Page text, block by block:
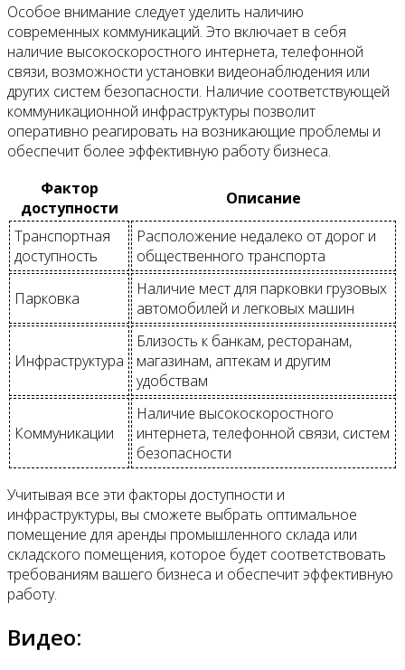
Особое внимание следует уделить наличию
современных коммуникаций. Это включает в себя
наличие высокоскоростного интернета, телефонной
связи, возможности установки видеонаблюдения или
других систем безопасности. Наличие соответствующей
коммуникационной инфраструктуры позволит
оперативно реагировать на возникающие проблемы и
обеспечит более эффективную работу бизнеса.
Фактор
доступности
Описание
Транспортная
доступность
Расположение недалеко от дорог и
общественного транспорта
Парковка
Наличие мест для парковки грузовых
автомобилей и легковых машин
Инфраструктура
Близость к банкам, ресторанам,
магазинам, аптекам и другим
удобствам
Коммуникации
Наличие высокоскоростного
интернета, телефонной связи, систем
безопасности
Учитывая все эти факторы доступности и
инфраструктуры, вы сможете выбрать оптимальное
помещение для аренды промышленного склада или
складского помещения, которое будет соответствовать
требованиям вашего бизнеса и обеспечит эффективную
работу.
Видео: